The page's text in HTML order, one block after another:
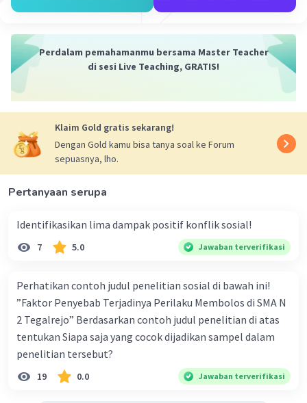
bangsawan (golongan-1), tuan tanah dan
Dengan demikian, jawaban yang tepat adalah
Beri Rating ·0.0(0) Balas
Perdalam pemahamanmu bersama Master Teacher
di sesi Live Teaching, GRATIS!
Klaim Gold gratis sekarang!
Dengan Gold kamu bisa tanya soal ke Forum
sepuasnya, lho.
Pertanyaan serupa
Identifikasikan lima dampak positif konflik sosial!
7 5.0 Jawaban terverifikasi
Perhatikan contoh judul penelitian sosial di bawah ini!
”Faktor Penyebab Terjadinya Perilaku Membolos di SMA N
2 Tegalrejo” Berdasarkan contoh judul penelitian di atas
tentukan Siapa saja yang cocok dijadikan sampel dalam
penelitian tersebut?
19 0.0 Jawaban terverifikasi